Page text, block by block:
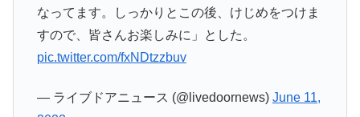
なってます。しっかりとこの後、けじめをつけま
すので、皆さんお楽しみに」とした。
pic.twitter.com/fxNDtzzbuv
— ライブドアニュース (@livedoornews) June 11,